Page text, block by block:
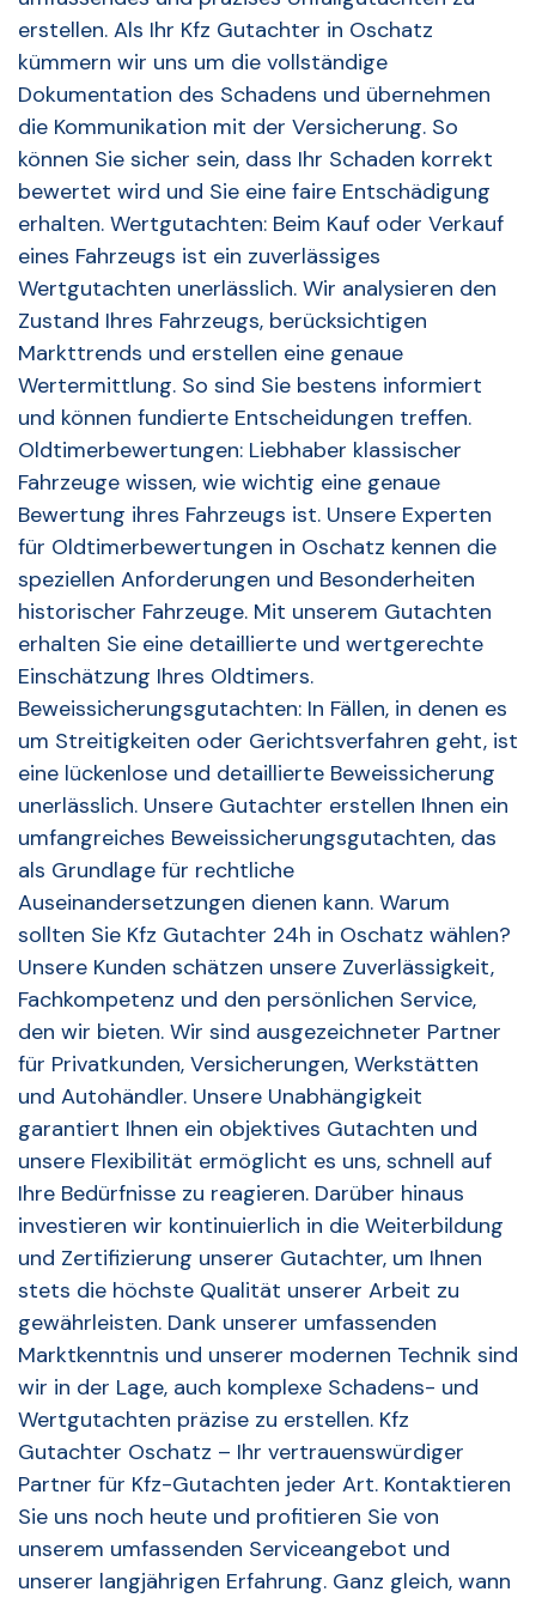
erstellen. Als Ihr Kfz Gutachter in Oschatz
kümmern wir uns um die vollständige
Dokumentation des Schadens und übernehmen
die Kommunikation mit der Versicherung. So
können Sie sicher sein, dass Ihr Schaden korrekt
bewertet wird und Sie eine faire Entschädigung
erhalten. Wertgutachten: Beim Kauf oder Verkauf
eines Fahrzeugs ist ein zuverlässiges
Wertgutachten unerlässlich. Wir analysieren den
Zustand Ihres Fahrzeugs, berücksichtigen
Markttrends und erstellen eine genaue
Wertermittlung. So sind Sie bestens informiert
und können fundierte Entscheidungen treffen.
Oldtimerbewertungen: Liebhaber klassischer
Fahrzeuge wissen, wie wichtig eine genaue
Bewertung ihres Fahrzeugs ist. Unsere Experten
für Oldtimerbewertungen in Oschatz kennen die
speziellen Anforderungen und Besonderheiten
historischer Fahrzeuge. Mit unserem Gutachten
erhalten Sie eine detaillierte und wertgerechte
Einschätzung Ihres Oldtimers.
Beweissicherungsgutachten: In Fällen, in denen es
um Streitigkeiten oder Gerichtsverfahren geht, ist
eine lückenlose und detaillierte Beweissicherung
unerlässlich. Unsere Gutachter erstellen Ihnen ein
umfangreiches Beweissicherungsgutachten, das
als Grundlage für rechtliche
Auseinandersetzungen dienen kann. Warum
sollten Sie Kfz Gutachter 24h in Oschatz wählen?
Unsere Kunden schätzen unsere Zuverlässigkeit,
Fachkompetenz und den persönlichen Service,
den wir bieten. Wir sind ausgezeichneter Partner
für Privatkunden, Versicherungen, Werkstätten
und Autohändler. Unsere Unabhängigkeit
garantiert Ihnen ein objektives Gutachten und
unsere Flexibilität ermöglicht es uns, schnell auf
Ihre Bedürfnisse zu reagieren. Darüber hinaus
investieren wir kontinuierlich in die Weiterbildung
und Zertifizierung unserer Gutachter, um Ihnen
stets die höchste Qualität unserer Arbeit zu
gewährleisten. Dank unserer umfassenden
Marktkenntnis und unserer modernen Technik sind
wir in der Lage, auch komplexe Schadens- und
Wertgutachten präzise zu erstellen. Kfz
Gutachter Oschatz – Ihr vertrauenswürdiger
Partner für Kfz-Gutachten jeder Art. Kontaktieren
Sie uns noch heute und profitieren Sie von
unserem umfassenden Serviceangebot und
unserer langjährigen Erfahrung. Ganz gleich, wann